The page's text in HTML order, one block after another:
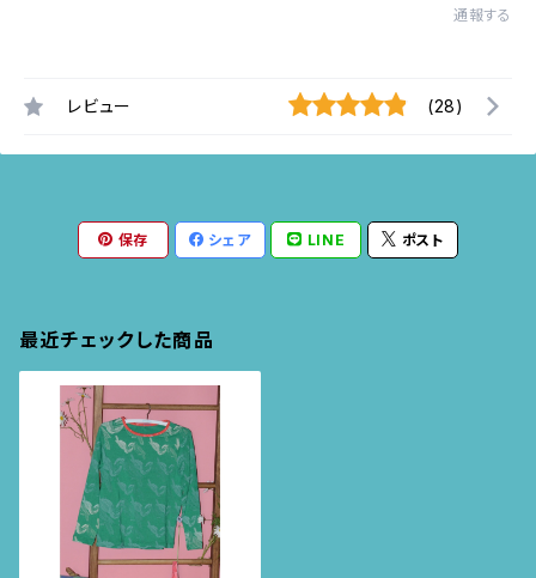
通報する
レビュー (28)
保存 シェア LINE ポスト
最近チェックした商品